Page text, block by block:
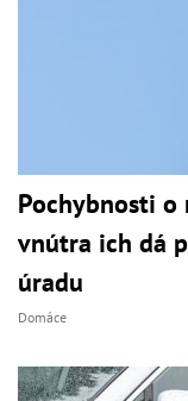
Pochybnosti
vnútra ich dá
úradu
Domáce